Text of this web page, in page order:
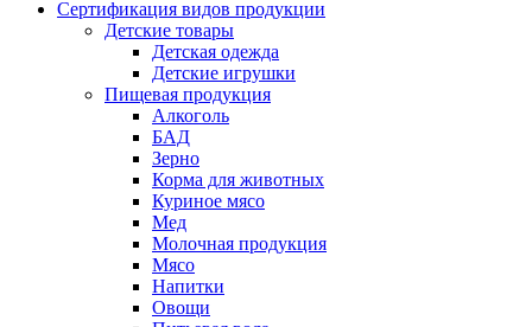
Сертификация видов продукции
Детские товары
Детская одежда
Детские игрушки
Пищевая продукция
Алкоголь
БАД
Зерно
Корма для животных
Куриное мясо
Мед
Молочная продукция
Мясо
Напитки
Овощи